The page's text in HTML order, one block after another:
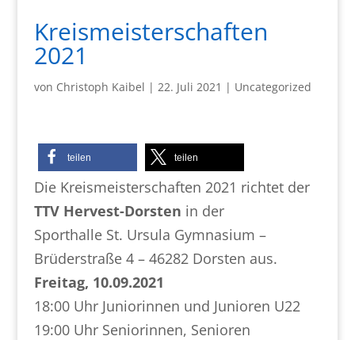
Kreismeisterschaften
2021
von Christoph Kaibel | 22. Juli 2021 | Uncategorized
teilen teilen
Die Kreismeisterschaften 2021 richtet der
TTV Hervest-Dorsten in der
Sporthalle St. Ursula Gymnasium –
Brüderstraße 4 – 46282 Dorsten aus.
Freitag, 10.09.2021
18:00 Uhr Juniorinnen und Junioren U22
19:00 Uhr Seniorinnen, Senioren